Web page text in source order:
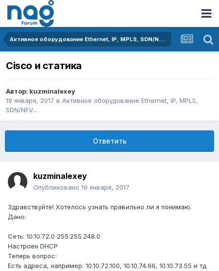
Активное оборудование Ethernet, IP, MPLS, SDN/NFV...
Cisco и статика
Автор: kuzminalexey
19 января, 2017 в Активное оборудование Ethernet, IP, MPLS,
SDN/NFV...
Ответить
kuzminalexey
Опубликовано 19 января, 2017
Здравствуйте! Хотелось узнать правильно ли я понимаю.
Дано:
Сеть: 10.10.72.0 255.255.248.0
Настроен DHCP
Теперь вопрос:
Есть адреса, например: 10.10.72.100, 10.10.74.66, 10.10.73.55 и тд